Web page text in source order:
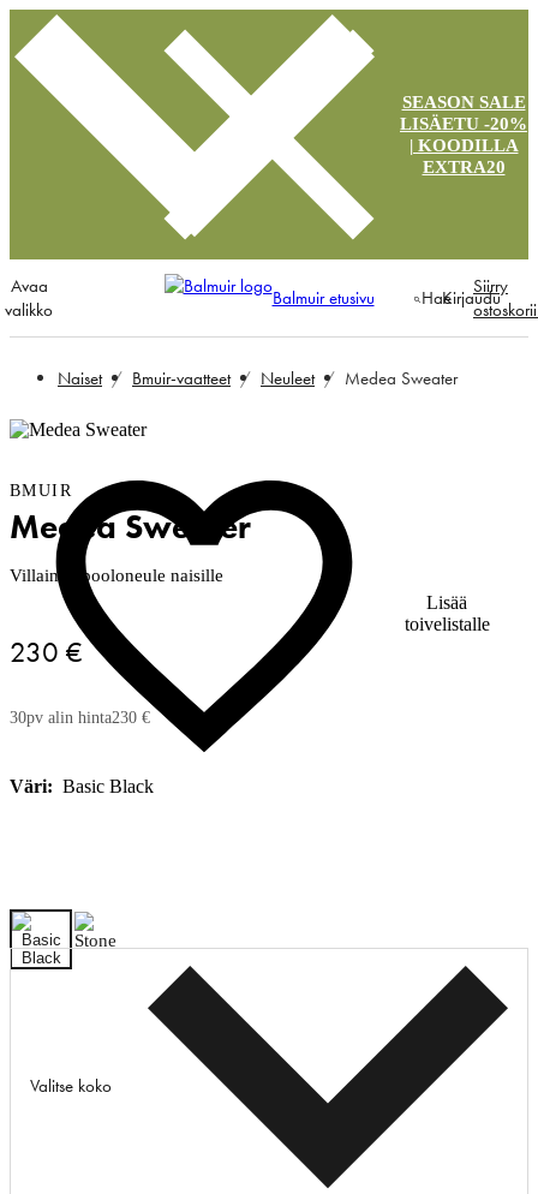
SEASON SALE
LISÄETU -20%
| KOODILLA
EXTRA20
Avaa
valikko
Balmuir etusivu HaeKirjaudu
Siirry
Naiset Bmuir-vaatteet Neuleet Medea Sweater
Lisää
toivelistalle
BMUIR
Medea Sweater
Villainen pooloneule naisille
230 €
30pv alin hinta230 €
Väri: Basic Black
Valitse koko